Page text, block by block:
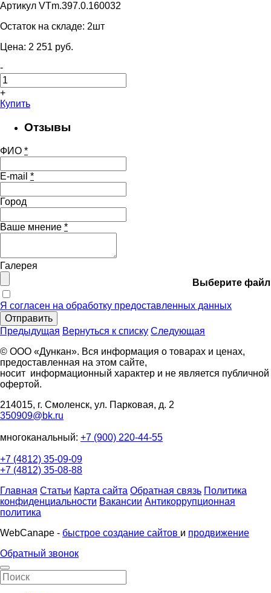
Артикул VTm.397.0.160032
Остаток на складе: 2шт
Цена: 2 251 pуб.
-
+
Купить
Отзывы
ФИО *
E-mail *
Город
Ваше мнение *
Галерея
Выберите файл
Я согласен на обработку предоставленных данных
Отправить
Предыдущая Вернуться к списку Следующая
© ООО «Дункан». Вся информация о товарах и ценах,
предоставленная на этом сайте,
носит информационный характер и не является публичной
офертой.
214015, г. Смоленск, ул. Парковая, д. 2
350909@bk.ru
многоканальный: +7 (900) 220-44-55
+7 (4812) 35-09-09
+7 (4812) 35-08-88
Главная Статьи Карта сайта Обратная связь Политика
конфиденциальности Вакансии Антикоррупционная
политика
WebCanape - быстрое создание сайтов и продвижение
Обратный звонок